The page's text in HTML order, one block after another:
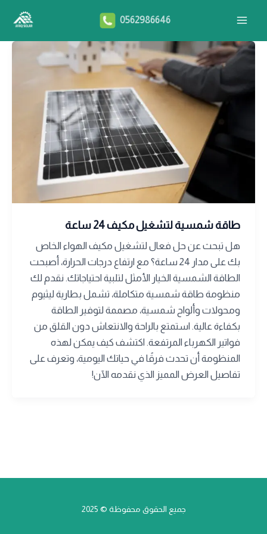
المحتوى
Main
Menu
0562986646
طاقة شمسية لتشغيل مكيف 24 ساعة
هل تبحث عن حل فعال لتشغيل مكيف الهواء الخاص
بك على مدار 24 ساعة؟ مع ارتفاع درجات الحرارة، أصبحت
الطاقة الشمسية الخيار الأمثل لتلبية احتياجاتك. نقدم لك
منظومة طاقة شمسية متكاملة، تشمل بطارية ليثيوم
ومحولات وألواح شمسية، مصممة لتوفير الطاقة
بكفاءة عالية. استمتع بالراحة والانتعاش دون القلق من
فواتير الكهرباء المرتفعة. اكتشف كيف يمكن لهذه
المنظومة أن تحدث فرقًا في حياتك اليومية، وتعرف على
تفاصيل العرض المميز الذي نقدمه الآن!
جميع الحقوق محفوظة © 2025